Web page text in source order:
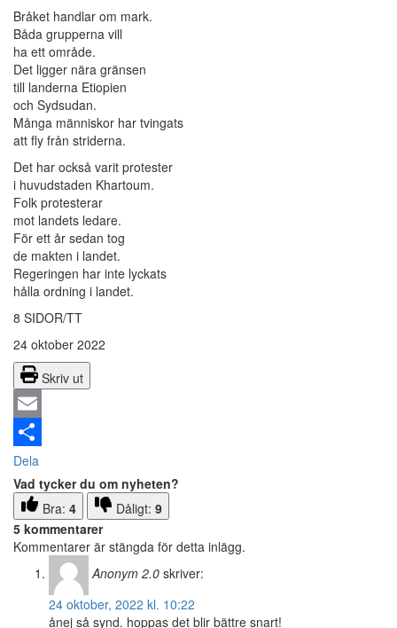
Bråket handlar om mark.
Båda grupperna vill
ha ett område.
Det ligger nära gränsen
till landerna Etiopien
och Sydsudan.
Många människor har tvingats
att fly från striderna.
Det har också varit protester
i huvudstaden Khartoum.
Folk protesterar
mot landets ledare.
För ett år sedan tog
de makten i landet.
Regeringen har inte lyckats
hålla ordning i landet.
8 SIDOR/TT
24 oktober 2022
Skriv ut
Email
Dela
Vad tycker du om nyheten?
Bra: 4 Dåligt: 9
5 kommentarer
Kommentarer är stängda för detta inlägg.
Anonym 2.0 skriver:
24 oktober, 2022 kl. 10:22
ånej så synd. hoppas det blir bättre snart!